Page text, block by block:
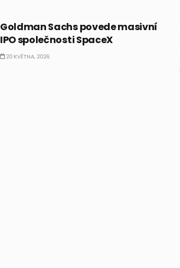
Goldman Sachs povede masivní
IPO společnosti SpaceX
20 KVĚTNA, 2026